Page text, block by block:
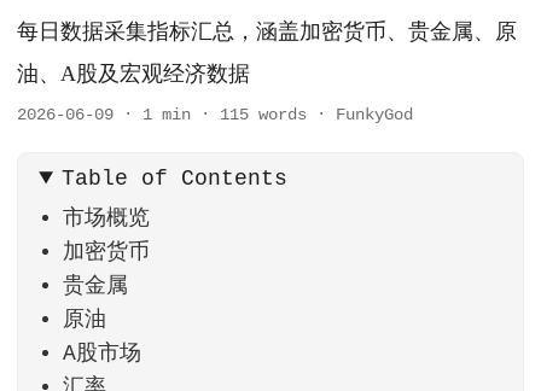
每日数据采集指标汇总，涵盖加密货币、贵金属、原
油、A股及宏观经济数据
2026-06-09 · 1 min · 115 words · FunkyGod
Table of Contents
市场概览
加密货币
贵金属
原油
A股市场